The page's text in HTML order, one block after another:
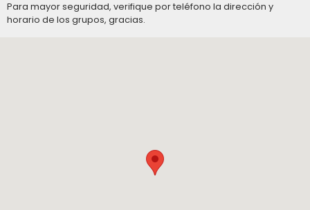
Para mayor seguridad, verifique por teléfono la dirección y
horario de los grupos, gracias.